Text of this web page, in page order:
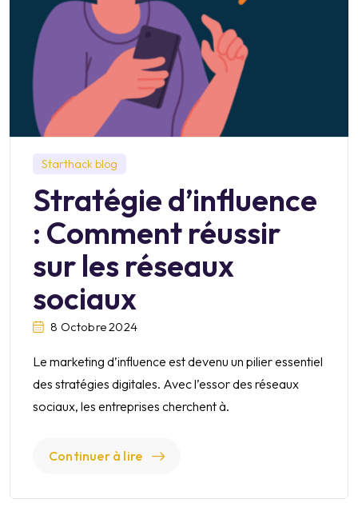
Starthack blog
Stratégie d’influence
: Comment réussir
sur les réseaux
sociaux
8 Octobre 2024
Le marketing d’influence est devenu un pilier essentiel
des stratégies digitales. Avec l’essor des réseaux
sociaux, les entreprises cherchent à.
Continuer à lire